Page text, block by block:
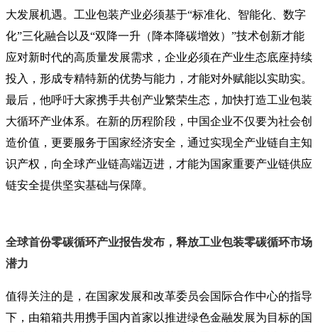
大发展机遇。工业包装产业必须基于“标准化、智能化、数字
化”三化融合以及“双降一升（降本降碳增效）”技术创新才能
应对新时代的高质量发展需求，企业必须在产业生态底座持续
投入，形成专精特新的优势与能力，才能对外赋能以实助实。
最后，他呼吁大家携手共创产业繁荣生态，加快打造工业包装
大循环产业体系。在新的历程阶段，中国企业不仅要为社会创
造价值，更要服务于国家经济安全，通过实现全产业链自主知
识产权，向全球产业链高端迈进，才能为国家重要产业链供应
链安全提供坚实基础与保障。
全球首份零碳循环产业报告发布， 释放工业包装零碳循环市场
潜力
值得关注的是，在国家发展和改革委员会国际合作中心的指导
下，由箱箱共用携手国内首家以推进绿色金融发展为目标的国